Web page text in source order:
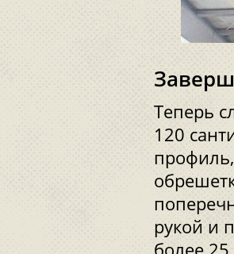
Теперь
120
рукой и